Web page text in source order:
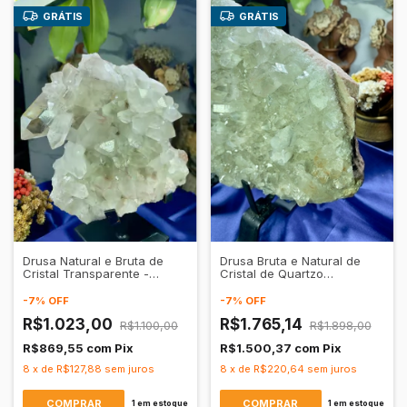
GRÁTIS
Drusa Natural e Bruta de
Cristal Transparente -
-7% OFF
R$1.023,00 R$1.100,00
R$869,55 com Pix
8 x de R$127,88 sem juros
1 em estoque
GRÁTIS
Drusa Bruta e Natural de
Cristal de Quartzo
-7% OFF
R$1.765,14 R$1.898,00
R$1.500,37 com Pix
8 x de R$220,64 sem juros
1 em estoque